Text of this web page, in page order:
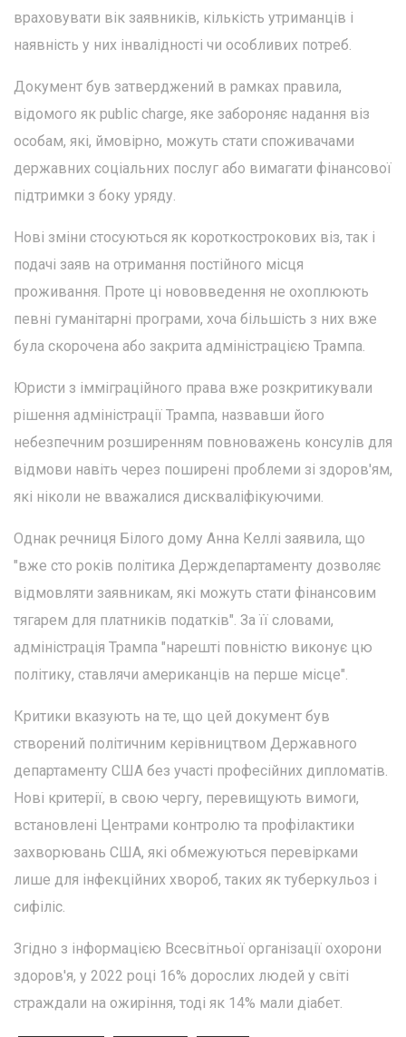
враховувати вік заявників, кількість утриманців і
наявність у них інвалідності чи особливих потреб.
Документ був затверджений в рамках правила,
відомого як public charge, яке забороняє надання віз
особам, які, ймовірно, можуть стати споживачами
державних соціальних послуг або вимагати фінансової
підтримки з боку уряду.
Нові зміни стосуються як короткострокових віз, так і
подачі заяв на отримання постійного місця
проживання. Проте ці нововведення не охоплюють
певні гуманітарні програми, хоча більшість з них вже
була скорочена або закрита адміністрацією Трампа.
Юристи з імміграційного права вже розкритикували
рішення адміністрації Трампа, назвавши його
небезпечним розширенням повноважень консулів для
відмови навіть через поширені проблеми зі здоров'ям,
які ніколи не вважалися дискваліфікуючими.
Однак речниця Білого дому Анна Келлі заявила, що
"вже сто років політика Держдепартаменту дозволяє
відмовляти заявникам, які можуть стати фінансовим
тягарем для платників податків". За її словами,
адміністрація Трампа "нарешті повністю виконує цю
політику, ставлячи американців на перше місце".
Критики вказують на те, що цей документ був
створений політичним керівництвом Державного
департаменту США без участі професійних дипломатів.
Нові критерії, в свою чергу, перевищують вимоги,
встановлені Центрами контролю та профілактики
захворювань США, які обмежуються перевірками
лише для інфекційних хвороб, таких як туберкульоз і
сифіліс.
Згідно з інформацією Всесвітньої організації охорони
здоров'я, у 2022 році 16% дорослих людей у світі
страждали на ожиріння, тоді як 14% мали діабет.